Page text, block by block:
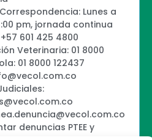
Lunes a
pm, jornada continua
601 425 4800
Veterinaria: 01 8000
01 8000 122437
denuncias PTEE y